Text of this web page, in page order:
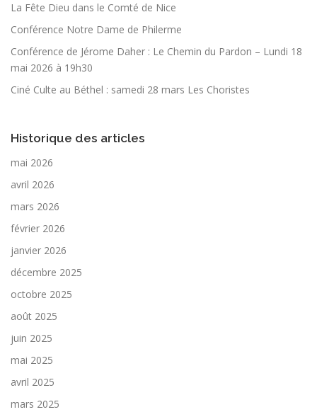
La Fête Dieu dans le Comté de Nice
Conférence Notre Dame de Philerme
Conférence de Jérome Daher : Le Chemin du Pardon – Lundi 18
mai 2026 à 19h30
Ciné Culte au Béthel : samedi 28 mars Les Choristes
Historique des articles
mai 2026
avril 2026
mars 2026
février 2026
janvier 2026
décembre 2025
octobre 2025
août 2025
juin 2025
mai 2025
avril 2025
mars 2025